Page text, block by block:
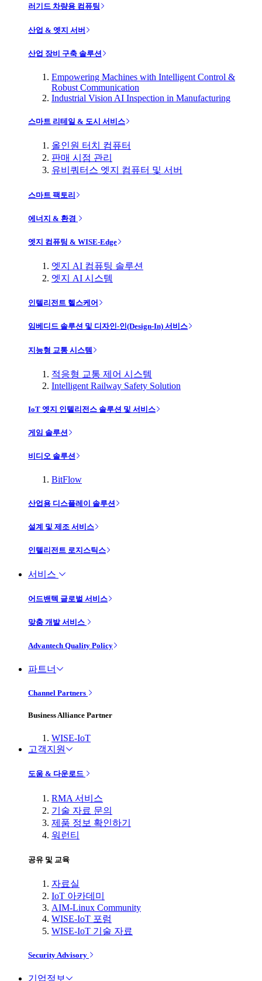
러기드 차량용 컴퓨팅
산업 & 엣지 서버
산업 장비 구축 솔루션
Empowering Machines with Intelligent Control &
Robust Communication
Industrial Vision AI Inspection in Manufacturing
스마트 리테일 & 도시 서비스
올인원 터치 컴퓨터
판매 시점 관리
유비쿼터스 엣지 컴퓨터 및 서버
스마트 팩토리
에너지 & 환경
엣지 컴퓨팅 & WISE-Edge
엣지 AI 컴퓨팅 솔루션
엣지 AI 시스템
인텔리전트 헬스케어
임베디드 솔루션 및 디자인-인(Design-In) 서비스
지능형 교통 시스템
적응형 교통 제어 시스템
Intelligent Railway Safety Solution
IoT 엣지 인텔리전스 솔루션 및 서비스
게임 솔루션
비디오 솔루션
BitFlow
산업용 디스플레이 솔루션
설계 및 제조 서비스
인텔리전트 로지스틱스
서비스
어드밴텍 글로벌 서비스
맞춤 개발 서비스
Advantech Quality Policy
파트너
Channel Partners
Business Alliance Partner
WISE-IoT
고객지원
도움 & 다운로드
RMA 서비스
기술 자료 문의
제품 정보 확인하기
워런티
공유 및 교육
자료실
IoT 아카데미
AIM-Linux Community
WISE-IoT 포럼
WISE-IoT 기술 자료
Security Advisory
기업정보